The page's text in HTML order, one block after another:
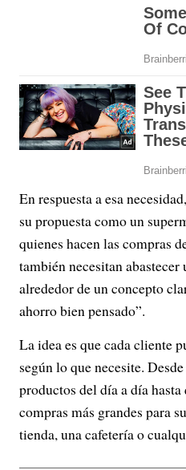
En respuesta a esa
su propuesta como un
quienes hacen las compras
también necesitan
alrededor de un concepto
ahorro bien pensado”.
La idea es que cada cliente
según lo que necesite.
productos del día a día
compras más grandes para
tienda, una cafetería o